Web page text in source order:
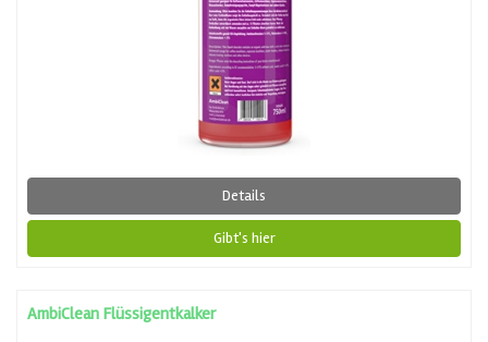
Details
Gibt's hier
AmbiClean Flüssigentkalker